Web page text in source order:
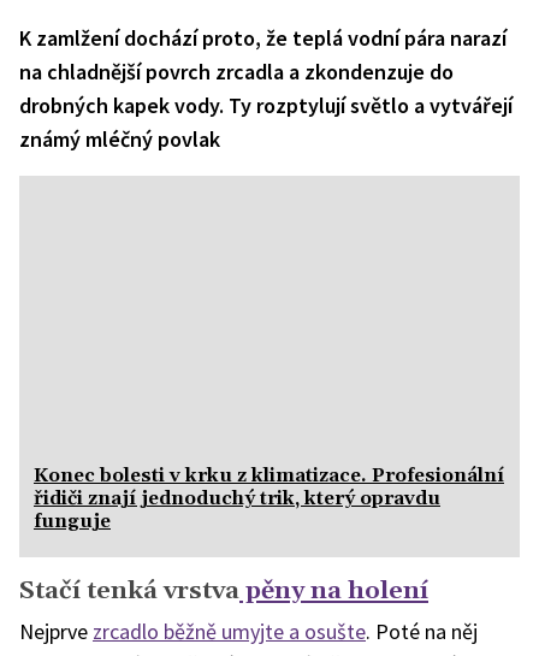
K zamlžení dochází proto, že teplá vodní pára narazí
na chladnější povrch zrcadla a zkondenzuje do
drobných kapek vody. Ty rozptylují světlo a vytvářejí
známý mléčný povlak
Konec bolesti v krku z klimatizace. Profesionální
řidiči znají jednoduchý trik, který opravdu
funguje
Stačí tenká vrstvapěny na holení
Nejprve zrcadlo běžně umyjte a osušte. Poté na něj